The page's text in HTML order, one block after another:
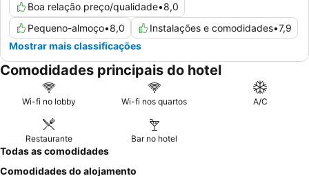
Boa relação preço/qualidade•8,0
Pequeno-almoço•8,0 Instalações e comodidades•7,9
Mostrar mais classificações
Comodidades principais do hotel
Wi-fi no lobby Wi-fi nos quartos A/C
Restaurante Bar no hotel
Todas as comodidades
Comodidades do alojamento